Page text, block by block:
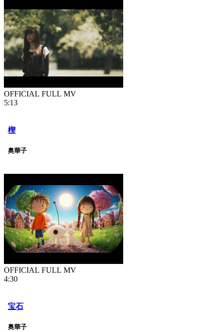
OFFICIAL FULL MV
5:13
楔
奥華子
OFFICIAL FULL MV
4:30
宝石
奥華子